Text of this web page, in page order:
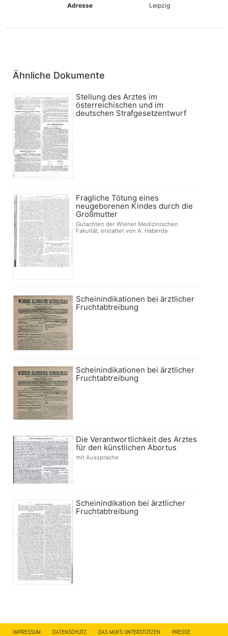
Adresse
Leipzig
Ähnliche Dokumente
Stellung des Arztes im
österreichischen und im
deutschen Strafgesetzentwurf
Fragliche Tötung eines
neugeborenen Kindes durch die
Großmutter
Gutachten der Wiener Medizinischen
Fakultät, erstattet von A. Haberda
Scheinindikationen bei ärztlicher
Fruchtabtreibung
Scheinindikationen bei ärztlicher
Fruchtabtreibung
Die Verantwortlichkeit des Arztes
für den künstlichen Abortus
mit Aussprache
Scheinindikation bei ärztlicher
Fruchtabtreibung
IMPRESSUM DATENSCHUTZ DAS MUVS UNTERSTÜTZEN PRESSE